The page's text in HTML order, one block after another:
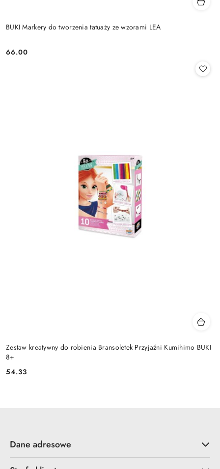
BUKI Markery do tworzenia tatuaży ze wzorami LEA
Cena:
66.00
Zestaw kreatywny do robienia Bransoletek Przyjaźni Kumihimo BUKI
8+
Cena:
54.33
Dane adresowe